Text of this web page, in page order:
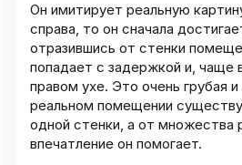
Он имитирует реальную
справа, то он сначала
отразившись от стенки
попадает с задержкой и, чаще
правом ухе. Это очень грубая
реальном помещении
одной стенки, а от множества
впечатление он помогает.